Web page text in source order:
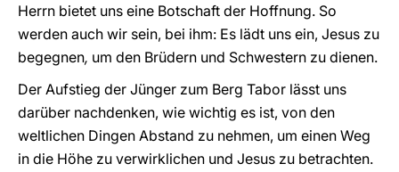
Herrn bietet uns eine Botschaft der Hoffnung. So
werden auch wir sein, bei ihm: Es lädt uns ein, Jesus zu
begegnen, um den Brüdern und Schwestern zu dienen.
Der Aufstieg der Jünger zum Berg Tabor lässt uns
darüber nachdenken, wie wichtig es ist, von den
weltlichen Dingen Abstand zu nehmen, um einen Weg
in die Höhe zu verwirklichen und Jesus zu betrachten.